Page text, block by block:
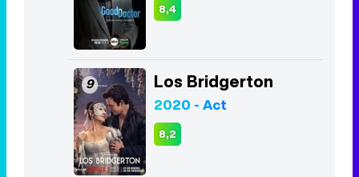
8,4
9 Los Bridgerton
2020 - Act
8,2